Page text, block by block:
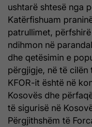
ushtarë shtesë nga
Katërfishuam
patrullimet,
ndihmon në
dhe qetësimin e
përgjigje, në të cilën
KFOR-it është në
Kosovës dhe
të sigurisë në
Përgjithshëm të